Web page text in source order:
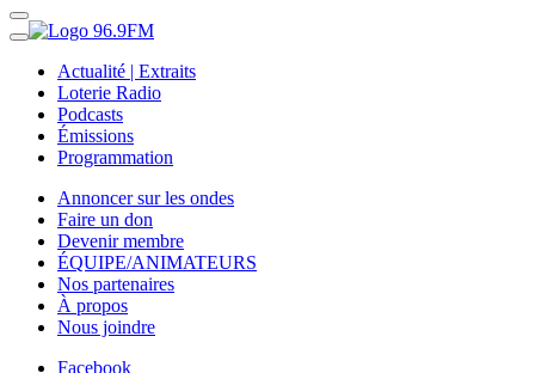
Actualité | Extraits
Loterie Radio
Podcasts
Émissions
Programmation
Annoncer sur les ondes
Faire un don
Devenir membre
ÉQUIPE/ANIMATEURS
Nos partenaires
À propos
Nous joindre
Facebook